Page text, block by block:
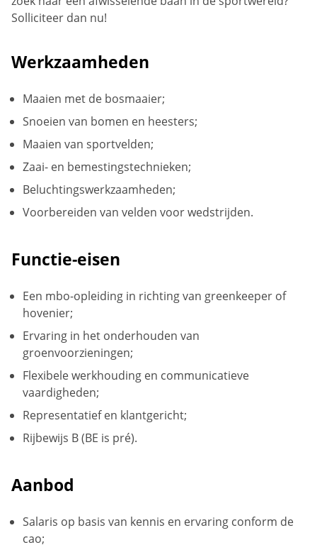
Solliciteer dan nu!
Werkzaamheden
Maaien met de bosmaaier;
Snoeien van bomen en heesters;
Maaien van sportvelden;
Zaai- en bemestingstechnieken;
Beluchtingswerkzaamheden;
Voorbereiden van velden voor wedstrijden.
Functie-eisen
Een mbo-opleiding in richting van greenkeeper of
hovenier;
Ervaring in het onderhouden van
groenvoorzieningen;
Flexibele werkhouding en communicatieve
vaardigheden;
Representatief en klantgericht;
Rijbewijs B (BE is pré).
Aanbod
Salaris op basis van kennis en ervaring conform de
cao;